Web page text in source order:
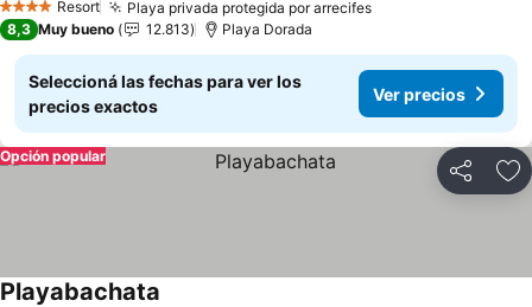
4 EstrellasResort Playa privada protegida por arrecifesVer precios
8,3 Muy bueno 12.813 Playa Dorada
Seleccioná las fechas para ver los
precios exactos
Ver precios
Compartir
Opción popular
Playabachata